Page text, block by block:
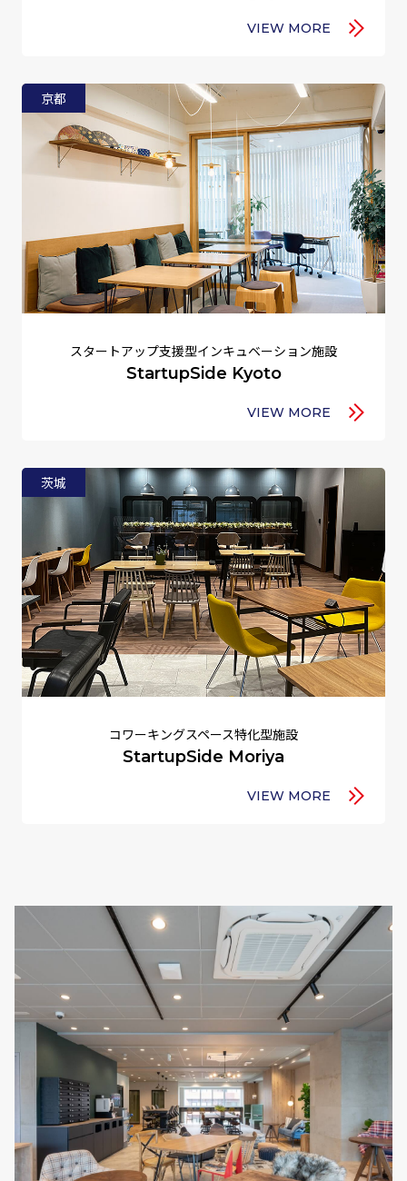
VIEW MORE
京都
スタートアップ支援型インキュベーション施設
StartupSide Kyoto
VIEW MORE
茨城
コワーキングスペース特化型施設
StartupSide Moriya
VIEW MORE